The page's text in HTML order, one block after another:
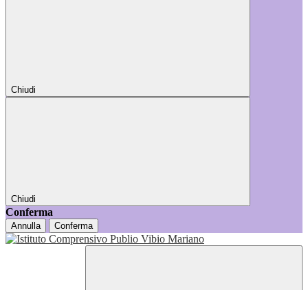
Chiudi
Chiudi
Conferma
Annulla Conferma